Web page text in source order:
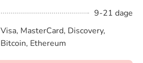
9-21 dage
Visa, MasterCard, Discovery,
Bitcoin, Ethereum